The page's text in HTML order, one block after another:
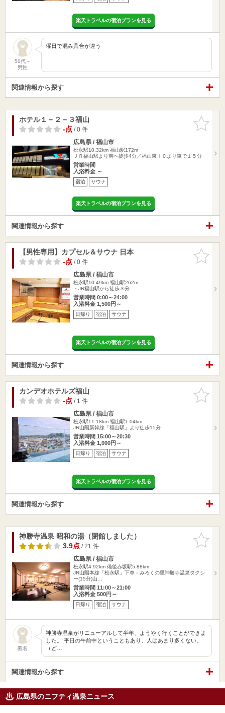
楽天トラベルの宿泊プランを見る
50代～
男性
曜日で混み具合が違う
関連情報から探す
お気に入
りに追加
ホテル１－２－３福山
-点/ 0 件
広島県 / 福山市
松永駅10.32km 福山駅172m
ＪＲ福山駅より南へ徒歩4分／福山東ＩＣより車で１５分
営業時間
入浴料金 ～
宿泊 サウナ
楽天トラベルの宿泊プランを見る
関連情報から探す
お気に入
りに追加
【男性専用】カプセル＆サウナ 日本
-点/ 0 件
広島県 / 福山市
松永駅10.49km 福山駅262m
・JR福山駅から徒歩３分
営業時間 0:00～24:00
入浴料金 1,500円～
日帰り 宿泊 サウナ
楽天トラベルの宿泊プランを見る
関連情報から探す
お気に入
りに追加
カンデオホテルズ福山
-点/ 1 件
広島県 / 福山市
松永駅11.18km 福山駅1.04km
JR山陽新幹線「福山駅」より徒歩15分
営業時間 15:00～20:30
入浴料金 1,000円～
日帰り 宿泊 サウナ
楽天トラベルの宿泊プランを見る
関連情報から探す
お気に入
りに追加
神勝寺温泉 昭和の湯（閉館しました）
3.9点/ 21 件
広島県 / 福山市
松永駅4.92km 備後赤坂駅5.88km
JR山陽本線「松永駅」下車－みろくの里神勝寺温泉タクシ
ー(15分)山…
営業時間 11:00～21:00
入浴料金 500円～
日帰り 宿泊 サウナ
匿名
神勝寺温泉がリニューアルして半年、ようやく行くことができま
した。 平日の午前中ということもあり、人はあまり多くない。
（ど…
関連情報から探す
広島県のニフティ温泉ニュース